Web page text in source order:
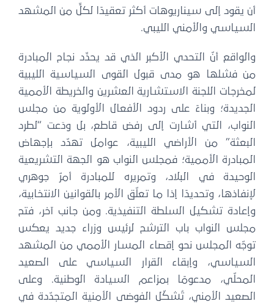
أن يقود إلى سيناريوهات أكثر تعقيدًا لكلٍّ من المشهد
السياسي والأمني الليبي.
والواقع أنّ التحدي الأكبر الذي قد يحدِّد نجاح المبادرة
من فشلها هو مدى قبول القوى السياسية الليبية
لمخرجات اللجنة الاستشارية العشرين والخريطة الأممية
الجديدة؛ وبناءً على ردود الأفعال الأولوية من مجلس
النواب، التي أشارت إلى رفض قاطع، بل ودَعت “لطرد
البعثة” من الأراضي الليبية، عوامل تهدّد بإجهاض
المبادرة الأممية؛ فمجلس النواب هو الجهة التشريعية
الوحيدة في البلاد، وتمريره للمبادرة أمرٌ جوهري
لإنفاذها، وتحديدًا إذا ما تعلّق الأمر بالقوانين الانتخابية،
وإعادة تشكيل السلطة التنفيذية. ومن جانب آخر، فتح
مجلس النواب باب الترشح لرئيس وزراء جديد يعكس
توجّه المجلس نحو إقصاء المسار الأممي من المشهد
السياسي، وإبقاء القرار السياسي على الصعيد
المحلّي، مدعومًا بمزاعم السيادة الوطنية. وعلى
الصعيد الأمني، تُشكّل الفوضى الأمنية المتجدّدة في